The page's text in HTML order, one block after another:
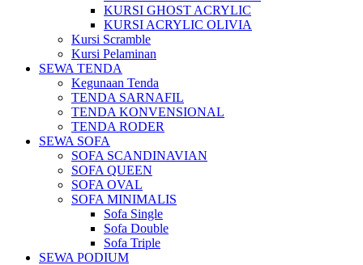
KURSI GHOST ACRYLIC
KURSI ACRYLIC OLIVIA
Kursi Scramble
Kursi Pelaminan
SEWA TENDA
Kegunaan Tenda
TENDA SARNAFIL
TENDA KONVENSIONAL
TENDA RODER
SEWA SOFA
SOFA SCANDINAVIAN
SOFA QUEEN
SOFA OVAL
SOFA MINIMALIS
Sofa Single
Sofa Double
Sofa Triple
SEWA PODIUM